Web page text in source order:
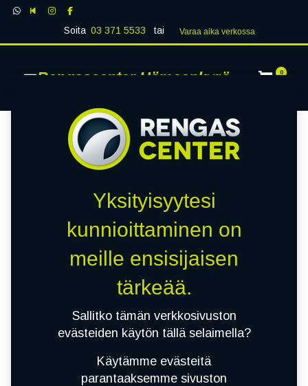
Soita 03 371 5533 tai Varaa aika verk​​​​ossa
Rengascenter Hämeenkyrö 0
Yksityisyytesi
kunnioittaminen on
meille ensisijaisen
tärkeää.
Sallitko tämän verkkosivuston
evästeiden käytön tällä selaimella?
Käytämme evästeitä
parantaaksemme sivuston